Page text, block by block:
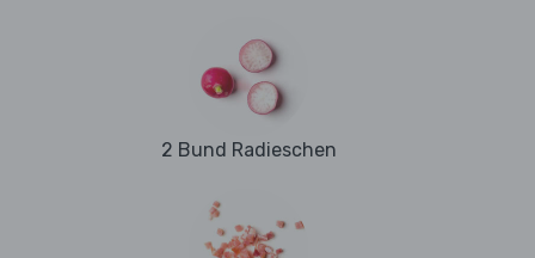
2 Bund Radieschen